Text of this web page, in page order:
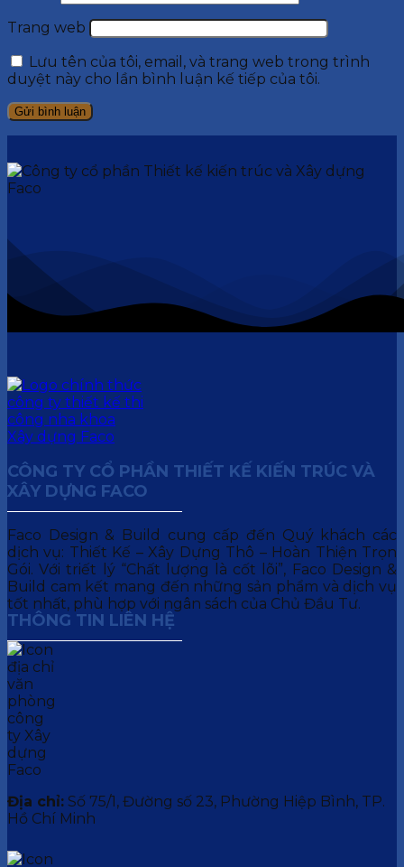
Trang web
Lưu tên của tôi, email, và trang web trong trình
duyệt này cho lần bình luận kế tiếp của tôi.
CÔNG TY CỔ PHẦN THIẾT KẾ KIẾN TRÚC VÀ
XÂY DỰNG FACO
Faco Design & Build cung cấp đến Quý khách các
dịch vụ: Thiết Kế – Xây Dựng Thô – Hoàn Thiện Trọn
Gói. Với triết lý “Chất lượng là cốt lõi”, Faco Design &
Build cam kết mang đến những sản phẩm và dịch vụ
tốt nhất, phù hợp với ngân sách của Chủ Đầu Tư.
THÔNG TIN LIÊN HỆ
Địa chỉ: Số 75/1, Đường số 23, Phường Hiệp Bình, TP.
Hồ Chí Minh